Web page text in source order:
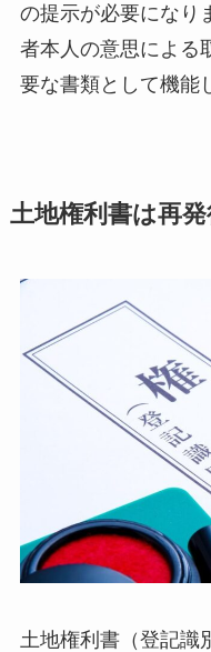
の提示が必要になり
者本人の意思による
要な書類として機能
土地権利書は再発
土地権利書（登記識